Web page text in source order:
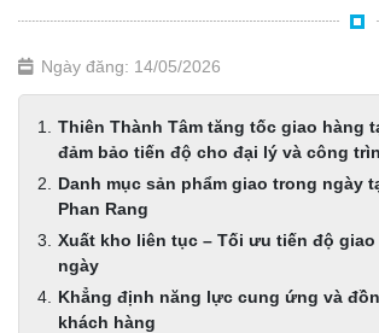
Ngày đăng: 14/05/2026
Thiên Thành Tâm tăng tốc giao hàng
đảm bảo tiến độ cho đại lý và công
Danh mục sản phẩm giao trong ngày
Phan Rang
Xuất kho liên tục – Tối ưu tiến độ
ngày
Khẳng định năng lực cung ứng và
khách hàng